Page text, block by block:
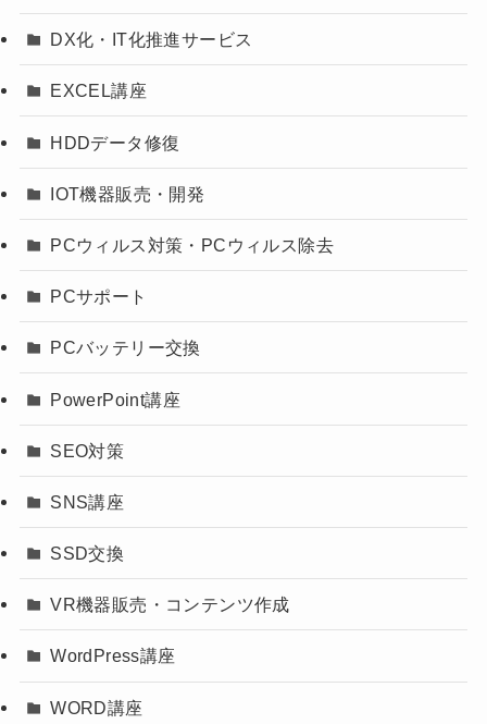
DX化・IT化推進サービス
EXCEL講座
HDDデータ修復
IOT機器販売・開発
PCウィルス対策・PCウィルス除去
PCサポート
PCバッテリー交換
PowerPoint講座
SEO対策
SNS講座
SSD交換
VR機器販売・コンテンツ作成
WordPress講座
WORD講座